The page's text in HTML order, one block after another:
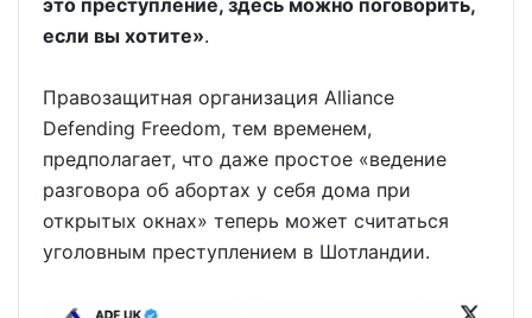
это преступление, здесь можно поговорить,
если вы хотите».
Правозащитная организация Alliance
Defending Freedom, тем временем,
предполагает, что даже простое «ведение
разговора об абортах у себя дома при
открытых окнах» теперь может считаться
уголовным преступлением в Шотландии.